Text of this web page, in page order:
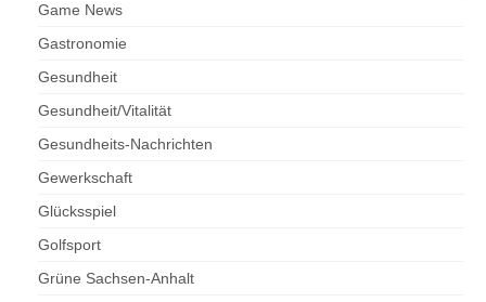
Game News
Gastronomie
Gesundheit
Gesundheit/Vitalität
Gesundheits-Nachrichten
Gewerkschaft
Glücksspiel
Golfsport
Grüne Sachsen-Anhalt